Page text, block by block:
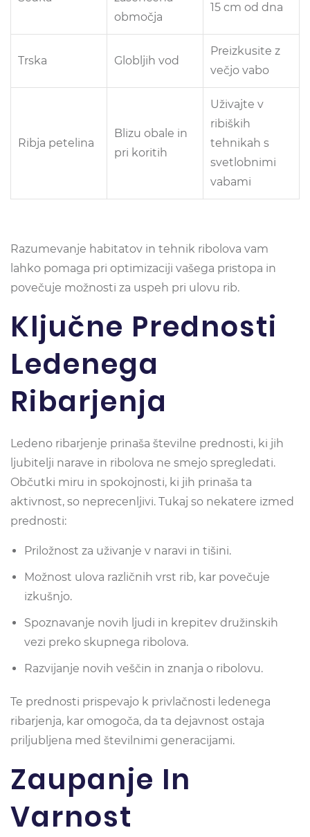
območja
15 cm od dna
Trska Globljih vod
Preizkusite z
večjo vabo
Ribja petelina
Blizu obale in
pri koritih
Uživajte v
ribiških
tehnikah s
svetlobnimi
vabami
Razumevanje habitatov in tehnik ribolova vam
lahko pomaga pri optimizaciji vašega pristopa in
povečuje možnosti za uspeh pri ulovu rib.
Ključne Prednosti
Ledenega
Ribarjenja
Ledeno ribarjenje prinaša številne prednosti, ki jih
ljubitelji narave in ribolova ne smejo spregledati.
Občutki miru in spokojnosti, ki jih prinaša ta
aktivnost, so neprecenljivi. Tukaj so nekatere izmed
prednosti:
Priložnost za uživanje v naravi in tišini.
Možnost ulova različnih vrst rib, kar povečuje
izkušnjo.
Spoznavanje novih ljudi in krepitev družinskih
vezi preko skupnega ribolova.
Razvijanje novih veščin in znanja o ribolovu.
Te prednosti prispevajo k privlačnosti ledenega
ribarjenja, kar omogoča, da ta dejavnost ostaja
priljubljena med številnimi generacijami.
Zaupanje In
Varnost